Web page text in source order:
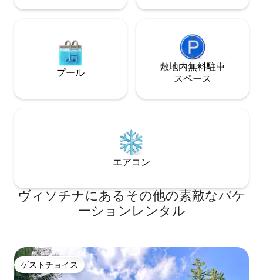
プール
敷地内無料駐⁠車
ス⁠ペ⁠ー⁠ス
エアコン
ヴィソチナにあるその他の素敵なバケ
ーションレンタル
ゲストチョイス
ゲストチョイス